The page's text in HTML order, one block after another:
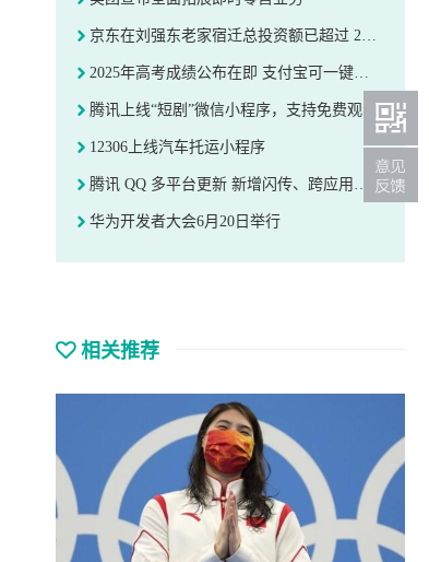
京东在刘强东老家宿迁总投资额已超过 200 亿元
2025年高考成绩公布在即 支付宝可一键查分
腾讯上线“短剧”微信小程序，支持免费观看
12306上线汽车托运小程序
腾讯 QQ 多平台更新 新增闪传、跨应用分享等功能
华为开发者大会6月20日举行
相关推荐